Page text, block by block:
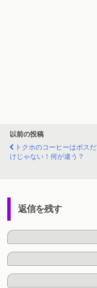
以前の投稿
トクホのコーヒーはボスだ
けじゃない！何が違う？
返信を残す